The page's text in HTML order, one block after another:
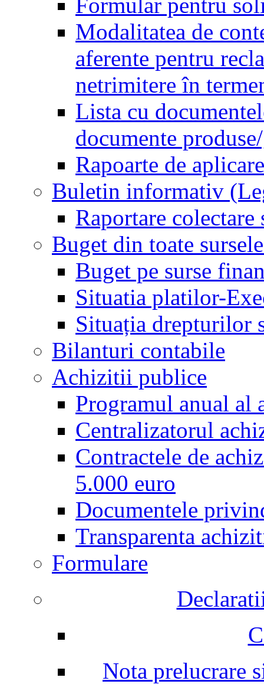
Modalitatea de
aferente pentru
netrimitere în
Lista cu
documente
Rapoarte de
Buletin informativ
Raportare colectare
Buget din toate
Buget pe surse
Situatia platilor-
Situația drepturilor
Bilanturi contabile
Achizitii publice
Programul anual
Centralizatorul
Contractele de
5.000 euro
Documentele
Transparenta
Formulare
Nota prelucrare